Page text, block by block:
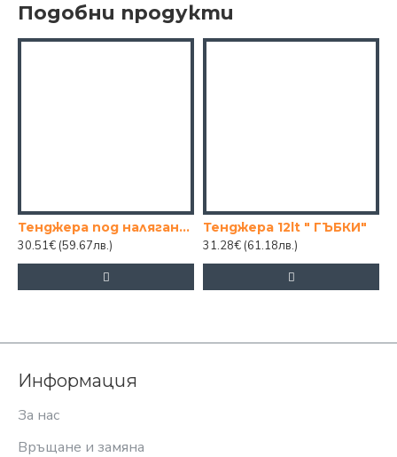
Подобни продукти
Тенджера под налягане PERFECT 9л.
30.51€ (59.67лв.)
Тенджера 12lt " ГЪБКИ"
31.28€ (61.18лв.)
Информация
За нас
Връщане и замяна